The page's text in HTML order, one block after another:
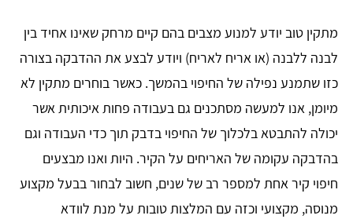
מתקין טוב יודע למנוע מצבים בהם קיים מרחק שאינו אחיד בין
לבנה ללבנה (או אריח לאריח) ויודע לבצע את ההדבקה בצורה
כזו שתמנע נפילה של החיפוי בהמשך. כאשר בוחרים מתקין לא
מיומן, אנו למעשה מסתכנים גם בעבודה פחות איכותית אשר
יכולה להתבטא בלכלוך של החיפוי בדבק תוך כדי העבודה וגם
בהדבקה עקומה של האריחים על הקיר. היות ואנו מבצעים
חיפוי קיר אחת למספר רב של שנים, חשוב לבחור בבעל מקצוע
מנוסה, מקצועי וכזה עם המלצות טובות על מנת לוודא